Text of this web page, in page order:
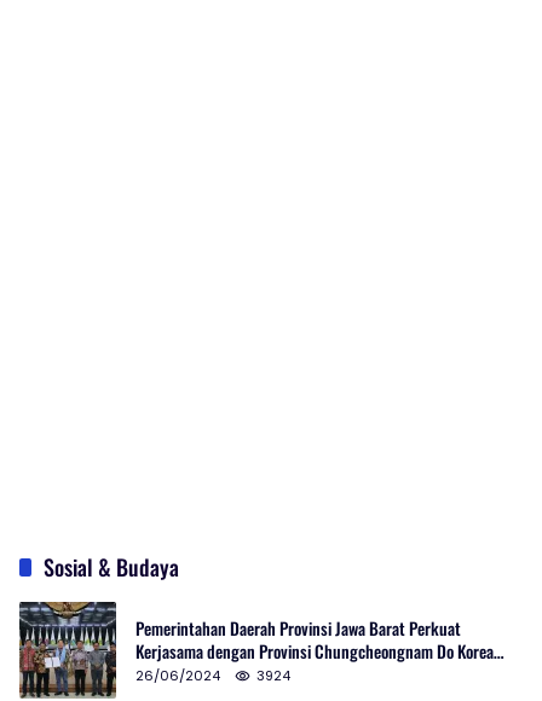
Sosial & Budaya
Pemerintahan Daerah Provinsi Jawa Barat Perkuat
Kerjasama dengan Provinsi Chungcheongnam Do Korea
Selatan
26/06/2024 3924